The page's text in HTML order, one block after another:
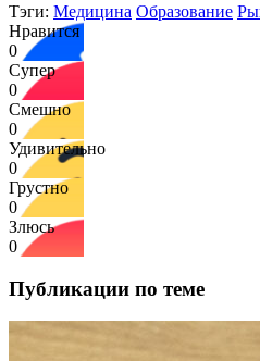
Тэги: Медицина Образование
Нравится
0
Супер
0
Смешно
0
Удивительно
0
Грустно
0
Злюсь
0
Публикации по теме